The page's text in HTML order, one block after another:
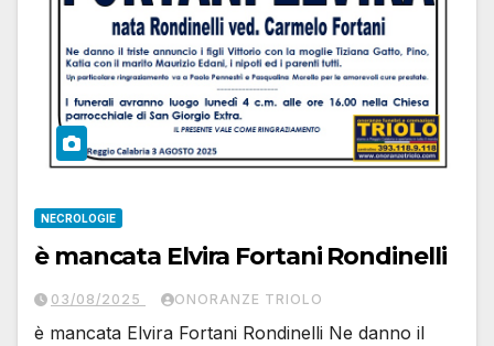
NECROLOGIE
è mancata Elvira Fortani Rondinelli
03/08/2025 ONORANZE TRIOLO
è mancata Elvira Fortani Rondinelli Ne danno il